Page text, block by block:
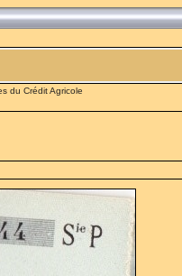
du Crédit Agricole